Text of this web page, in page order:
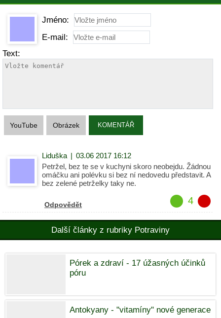
Jméno:
E-mail:
Text:
YouTube Obrázek KOMENTÁŘ
Liduška | 03.06 2017 16:12
Petržel, bez te se v kuchyni skoro neobejdu. Žádnou
omáčku ani polévku si bez ní nedovedu představit. A
bez zelené petrželky taky ne.
Odpovědět 4
Další články z rubriky Potraviny
Pórek a zdraví - 17 úžasných účinků
póru
Antokyany - "vitamíny" nové generace